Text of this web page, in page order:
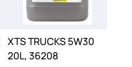
XTS TRUCKS 5W30
20L, 36208